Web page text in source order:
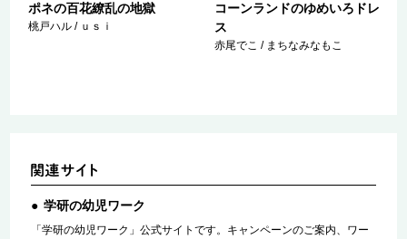
ポネの百花繚乱の地獄
桃戸ハル / ｕｓｉ
コーンランドのゆめいろドレ
ス
赤尾でこ / まちなみなもこ
学研の幼児ワーク
「学研の幼児ワーク」公式サイトです。キャンペーンのご案内、ワー